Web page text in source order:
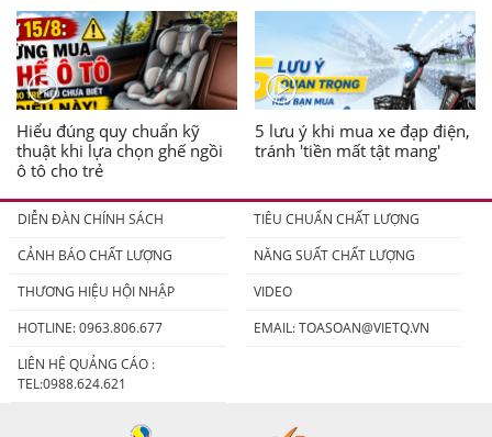
Hiểu đúng quy chuẩn kỹ
thuật khi lựa chọn ghế ngồi
ô tô cho trẻ
5 lưu ý khi mua xe đạp điện,
tránh 'tiền mất tật mang'
DIỄN ĐÀN CHÍNH SÁCH
TIÊU CHUẨN CHẤT LƯỢNG
CẢNH BÁO CHẤT LƯỢNG
NĂNG SUẤT CHẤT LƯỢNG
THƯƠNG HIỆU HỘI NHẬP
VIDEO
HOTLINE: 0963.806.677
EMAIL:TOASOAN@VIETQ.VN
LIÊN HỆ QUẢNG CÁO :
TEL:0988.624.621